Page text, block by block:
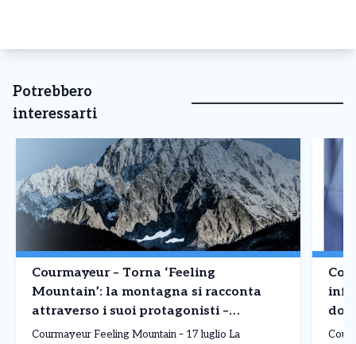
Potrebbero
interessarti
Courmayeur – Torna ‘Feeling
Mountain’: la montagna si racconta
attraverso i suoi protagonisti –
Appuntamento 17 luglio
Courmayeur Feeling Mountain – 17 luglio La